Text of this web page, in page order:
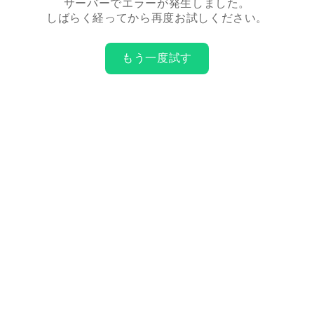
サーバーでエラーが発生しました。
しばらく経ってから再度お試しください。
もう一度試す